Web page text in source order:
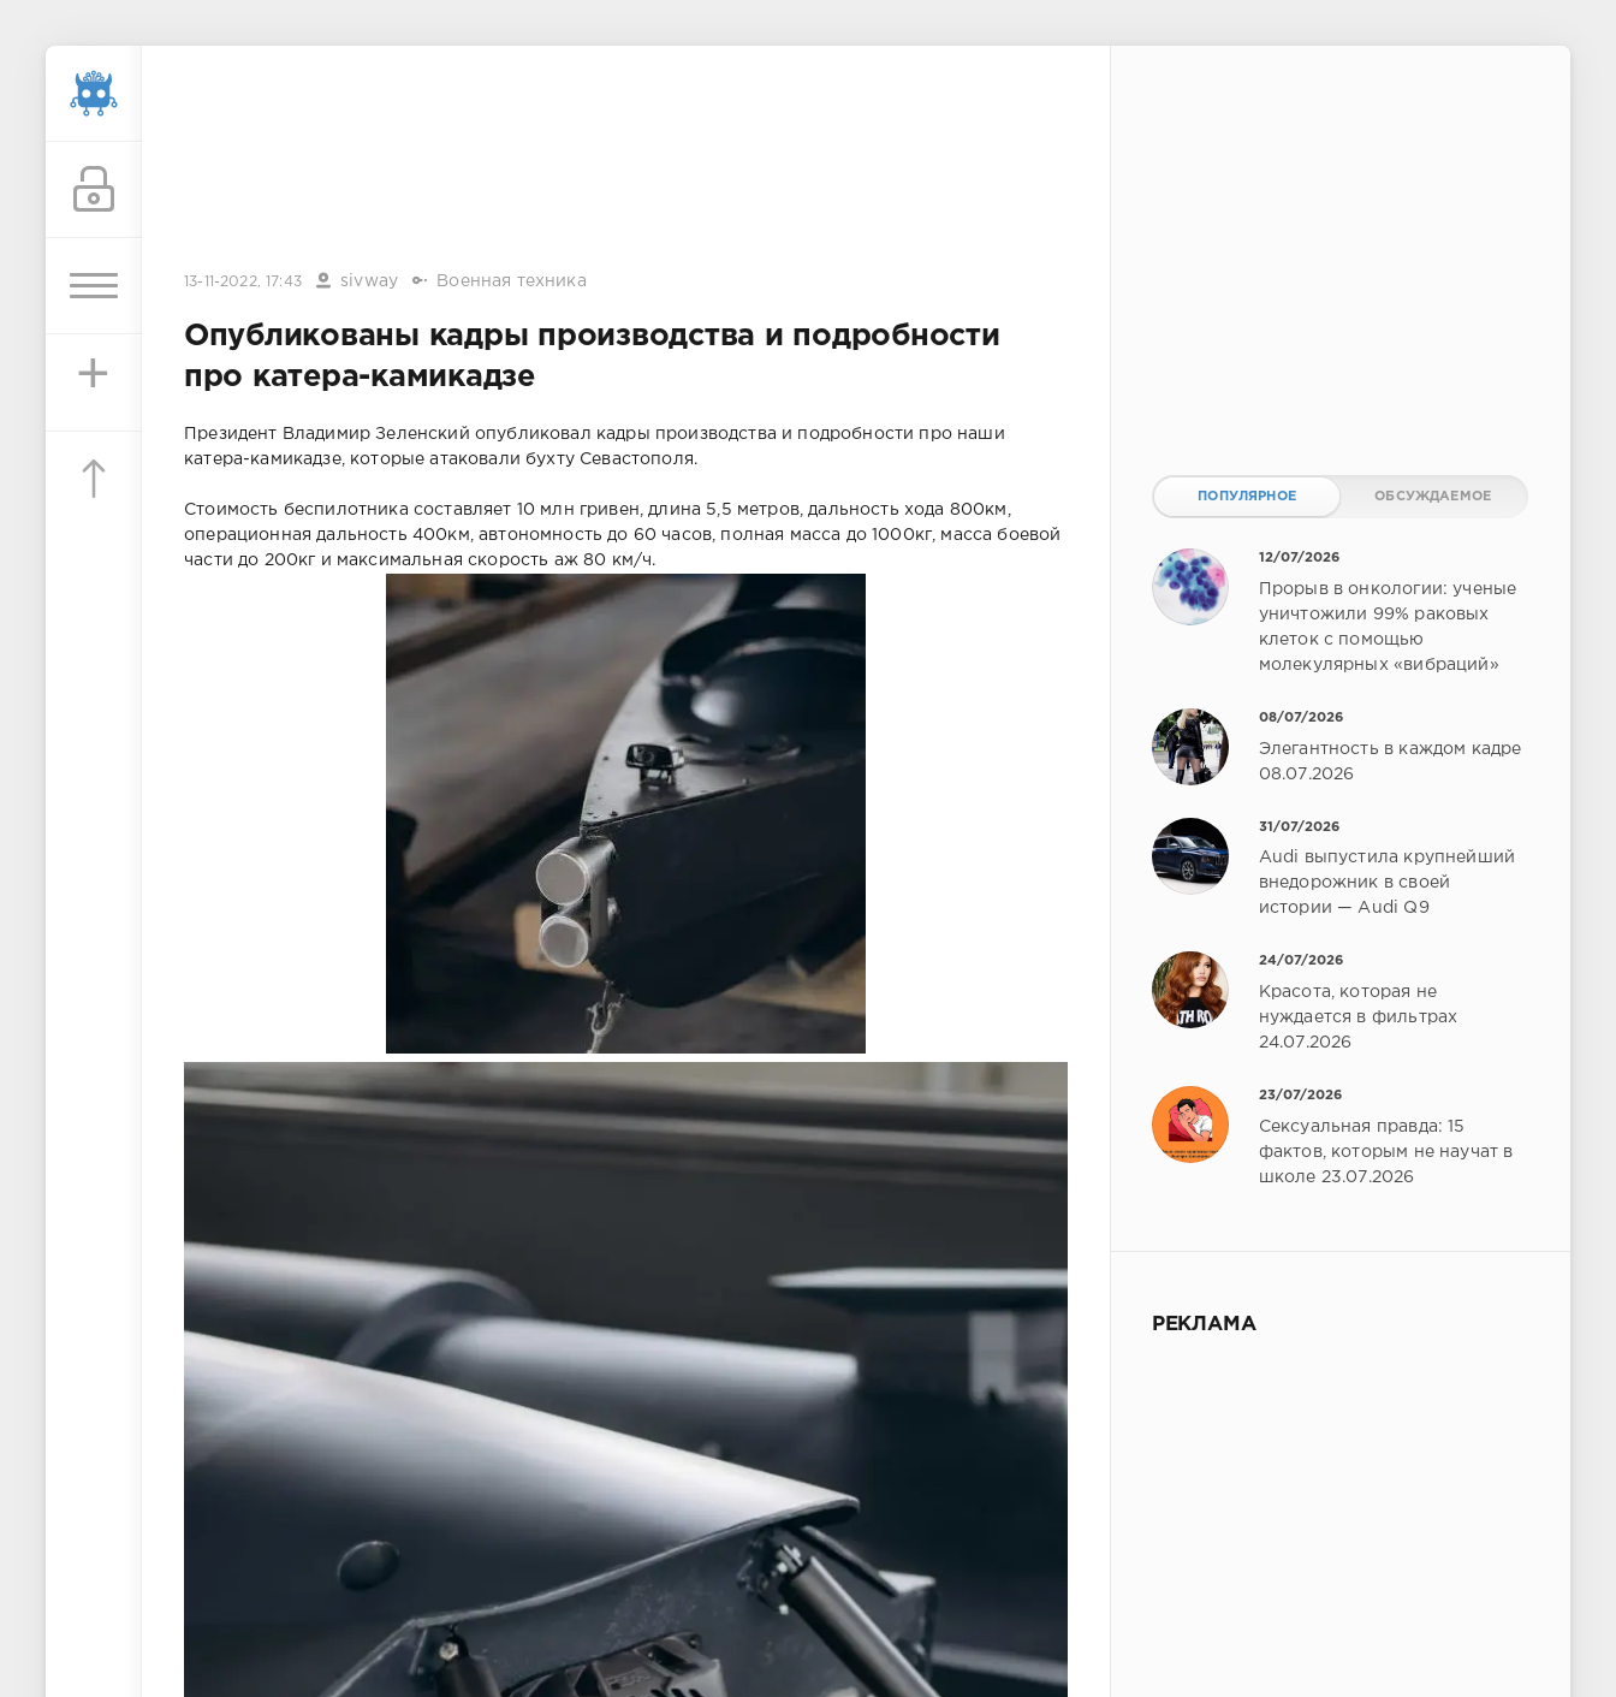
+
13-11-2022, 17:43 sivway Военная техника
Опубликованы кадры производства и подробности
про катера-камикадзе
Президент Владимир Зеленский опубликовал кадры производства и подробности про наши
катера-камикадзе, которые атаковали бухту Севастополя.
Стоимость беспилотника составляет 10 млн гривен, длина 5,5 метров, дальность хода 800км,
операционная дальность 400км, автономность до 60 часов, полная масса до 1000кг, масса боевой
части до 200кг и максимальная скорость аж 80 км/ч.
ПОПУЛЯРНОЕ ОБСУЖДАЕМОЕ
12/07/2026
Прорыв в онкологии: ученые
уничтожили 99% раковых
клеток с помощью
молекулярных «вибраций»
08/07/2026
Элегантность в каждом кадре
08.07.2026
31/07/2026
Audi выпустила крупнейший
внедорожник в своей
истории — Audi Q9
24/07/2026
Красота, которая не
нуждается в фильтрах
24.07.2026
23/07/2026
Сексуальная правда: 15
фактов, которым не научат в
школе 23.07.2026
РЕКЛАМА